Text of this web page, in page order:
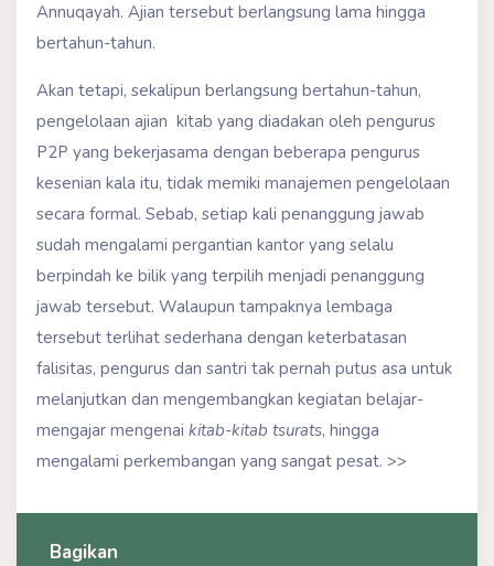
Annuqayah. Ajian tersebut berlangsung lama hingga
bertahun-tahun.
Akan tetapi, sekalipun berlangsung bertahun-tahun,
pengelolaan ajian kitab yang diadakan oleh pengurus
P2P yang bekerjasama dengan beberapa pengurus
kesenian kala itu, tidak memiki manajemen pengelolaan
secara formal. Sebab, setiap kali penanggung jawab
sudah mengalami pergantian kantor yang selalu
berpindah ke bilik yang terpilih menjadi penanggung
jawab tersebut. Walaupun tampaknya lembaga
tersebut terlihat sederhana dengan keterbatasan
falisitas, pengurus dan santri tak pernah putus asa untuk
melanjutkan dan mengembangkan kegiatan belajar-
mengajar mengenai kitab-kitab tsurats, hingga
mengalami perkembangan yang sangat pesat. >>
Bagikan